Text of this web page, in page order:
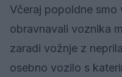
Včeraj popoldne smo
obravnavali voznika
zaradi vožnje z
osebno vozilo s